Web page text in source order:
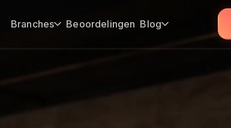
Branches Beoordelingen Blog